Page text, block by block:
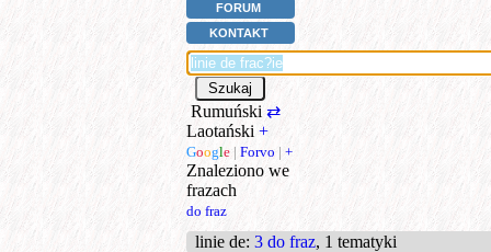
FORUM
KONTAKT
Rumuński ⇄
Laotański +
Google | Forvo | +
Znaleziono we
frazach
do fraz
linie de: 3 do fraz, 1 tematyki